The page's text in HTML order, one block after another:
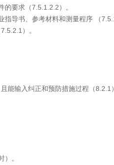
要求（7.5.1.2.2）。
书、参考材料和测量程序 （
）。
输入纠正和预防措施过程（8.2.1）
。